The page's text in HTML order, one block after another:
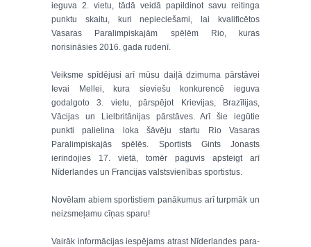
ieguva 2. vietu, tādā veidā papildinot savu reitinga
punktu skaitu, kuri nepieciešami, lai kvalificētos
Vasaras Paralimpiskajām spēlēm Rio, kuras
norisināsies 2016. gada rudenī.
Veiksme spīdējusi arī mūsu daiļā dzimuma pārstāvei
Ievai Mellei, kura sieviešu konkurencē ieguva
godalgoto 3. vietu, pārspējot Krievijas, Brazīlijas,
Vācijas un Lielbritānijas pārstāves. Arī šie iegūtie
punkti palielina loka šāvēju startu Rio Vasaras
Paralimpiskajās spēlēs. Sportists Gints Jonasts
ierindojies 17. vietā, tomēr paguvis apsteigt arī
Nīderlandes un Francijas valstsvienības sportistus.
Novēlam abiem sportistiem panākumus arī turpmāk un
neizsmeļamu cīņas sparu!
Vairāk informācijas iespējams atrast Nīderlandes para-